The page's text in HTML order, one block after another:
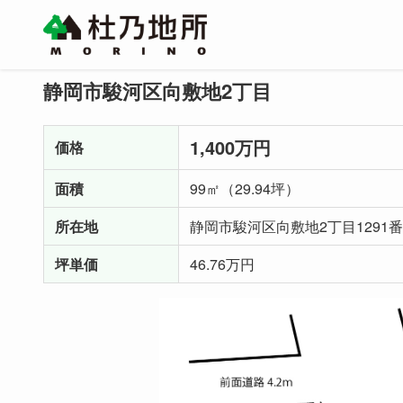
静岡市駿河区向敷地2丁目
価格 1,400万円
面積
99㎡（29.94坪）
所在地
静岡市駿河区向敷地2丁目1291
坪単価
46.76万円